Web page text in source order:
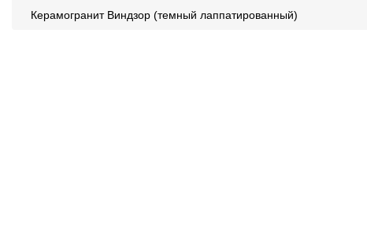
Керамогранит Виндзор (темный лаппатированный)